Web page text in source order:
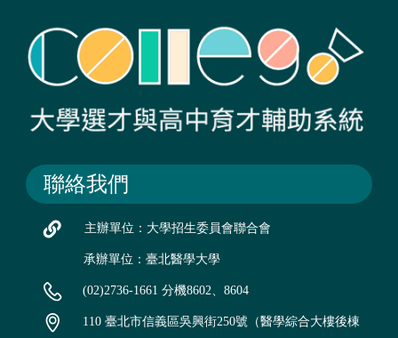
聯絡我們
主辦單位：大學招生委員會聯合會
承辦單位：臺北醫學大學
(02)2736-1661 分機8602、8604
110 臺北市信義區吳興街250號（醫學綜合大樓後棟